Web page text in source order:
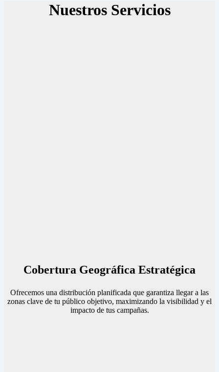
Nuestros Servicios
Cobertura Geográfica Estratégica
Ofrecemos una distribución planificada que garantiza llegar a las
zonas clave de tu público objetivo, maximizando la visibilidad y el
impacto de tus campañas.